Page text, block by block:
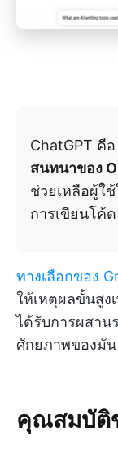
ChatGPT คือ
สนทนาของ
ช่วยเหลือผู้ใ
การเขียนโค้
ทางเลือกของ
ให้เหตุผลขั้นสูง
ได้รับการผสาน
ศักยภาพของมัน
คุณสมบัติ